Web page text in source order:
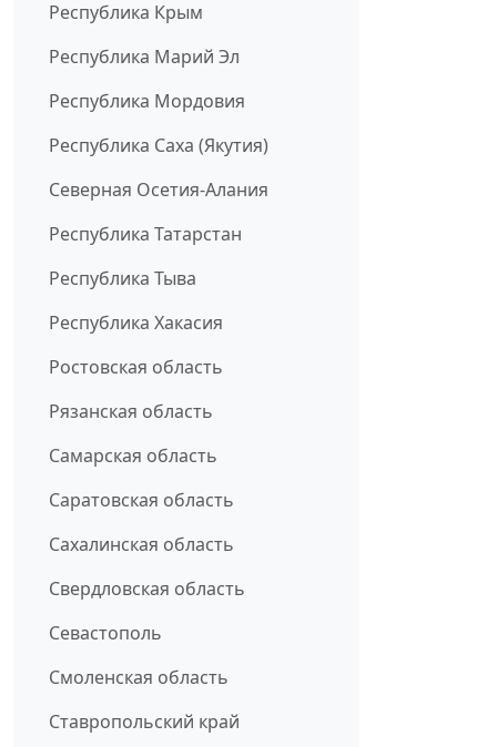
Республика Крым
Республика Марий Эл
Республика Мордовия
Республика Саха (Якутия)
Северная Осетия-Алания
Республика Татарстан
Республика Тыва
Республика Хакасия
Ростовская область
Рязанская область
Самарская область
Саратовская область
Сахалинская область
Свердловская область
Севастополь
Смоленская область
Ставропольский край